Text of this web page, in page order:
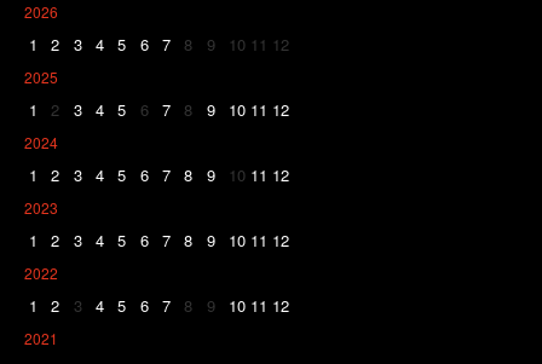
2026
1 2 3 4 5 6 7 8 9 10 11 12
2025
1 2 3 4 5 6 7 8 9 10 11 12
2024
1 2 3 4 5 6 7 8 9 10 11 12
2023
1 2 3 4 5 6 7 8 9 10 11 12
2022
1 2 3 4 5 6 7 8 9 10 11 12
2021